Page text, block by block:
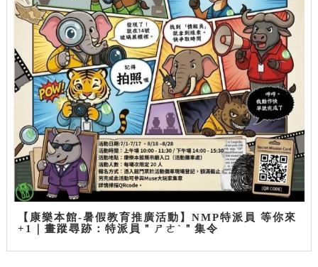
【康樂本館-暑假教育推廣活動】NMP特派員 等你來
+1｜畫蹤尋跡：特派員＂ㄕㄜˋ＂集令